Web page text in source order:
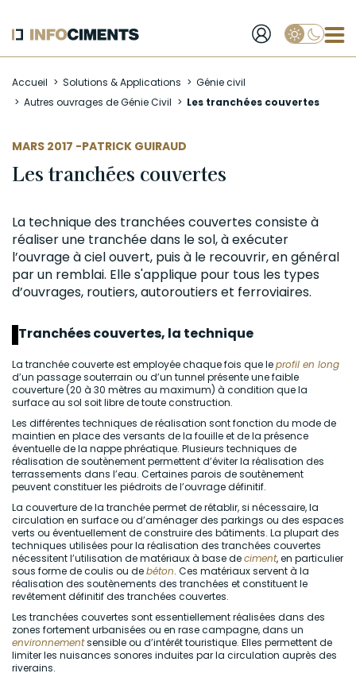
au
contenu
Accueil Solutions & Applications
Génie civil
Autres ouvrages de Génie Civil
Les tranchées couvertes
MARS 2017 -
AUTEUR PATRICK GUIRAUD
Les tranchées couvertes
La technique des tranchées couvertes consiste à
réaliser une tranchée dans le sol, à exécuter
l’ouvrage à ciel ouvert, puis à le recouvrir, en général
par un remblai. Elle s'applique pour tous les types
d’ouvrages, routiers, autoroutiers et ferroviaires.
Tranchées couvertes, la technique
La tranchée couverte est employée chaque fois que leprofil en long
d’un passage souterrain ou d’un tunnel présente une faible
couverture (20 à 30 mètres au maximum) à condition que la
surface au sol soit libre de toute construction.
Les différentes techniques de réalisation sont fonction du mode de
maintien en place des versants de la fouille et de la présence
éventuelle de la nappe phréatique. Plusieurs techniques de
réalisation de soutènement permettent d’éviter la réalisation des
terrassements dans l’eau. Certaines parois de soutènement
peuvent constituer les piédroits de l’ouvrage définitif.
La couverture de la tranchée permet de rétablir, si nécessaire, la
circulation en surface ou d’aménager des parkings ou des espaces
verts ou éventuellement de construire des bâtiments. La plupart des
techniques utilisées pour la réalisation des tranchées couvertes
nécessitent l’utilisation de matériaux à base deciment, en particulier
sous forme de coulis ou debéton. Ces matériaux servent à la
réalisation des soutènements des tranchées et constituent le
revêtement définitif des tranchées couvertes.
Les tranchées couvertes sont essentiellement réalisées dans des
zones fortement urbanisées ou en rase campagne, dans un
environnementsensible ou d’intérêt touristique. Elles permettent de
limiter les nuisances sonores induites par la circulation auprès des
riverains.